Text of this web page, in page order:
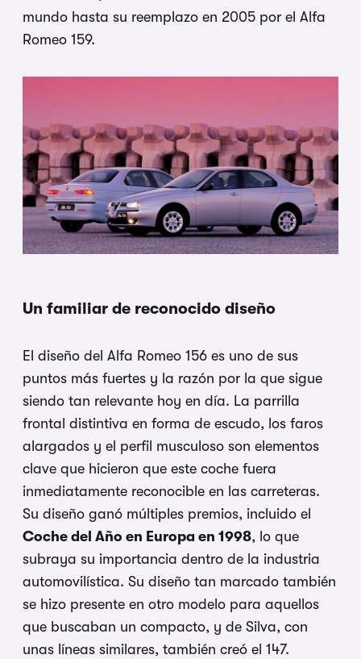
mundo hasta su reemplazo en 2005 por el Alfa
Romeo 159.
Un familiar de reconocido diseño
El diseño del Alfa Romeo 156 es uno de sus
puntos más fuertes y la razón por la que sigue
siendo tan relevante hoy en día. La parrilla
frontal distintiva en forma de escudo, los faros
alargados y el perfil musculoso son elementos
clave que hicieron que este coche fuera
inmediatamente reconocible en las carreteras.
Su diseño ganó múltiples premios, incluido el
Coche del Año en Europa en 1998, lo que
subraya su importancia dentro de la industria
automovilística. Su diseño tan marcado también
se hizo presente en otro modelo para aquellos
que buscaban un compacto, y de Silva, con
unas líneas similares, también creó el 147.